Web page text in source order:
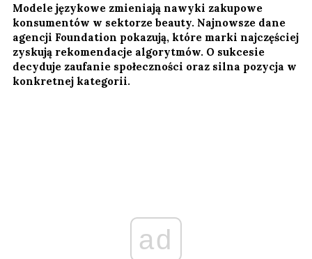
Modele językowe zmieniają nawyki zakupowe
konsumentów w sektorze beauty. Najnowsze dane
agencji Foundation pokazują, które marki najczęściej
zyskują rekomendacje algorytmów. O sukcesie
decyduje zaufanie społeczności oraz silna pozycja w
konkretnej kategorii.
ad